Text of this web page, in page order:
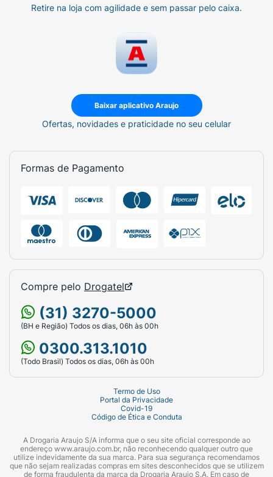
Retire na loja com agilidade e sem passar pelo caixa.
Baixar aplicativo Araujo
Ofertas, novidades e praticidade no seu celular
Formas de Pagamento
Compre pelo Drogatel
(31) 3270-5000
(BH e Região) Todos os dias, 06h às 00h
0300.313.1010
(Todo Brasil) Todos os dias, 06h às 00h
Termo de Uso
Portal da Privacidade
Covid-19
Código de Ética e Conduta
A Drogaria Araujo S/A informa que o seu site oficial corresponde ao
endereço www.araujo.com.br, não reconhecendo qualquer outro que
utilize indevidamente da sua marca. Para sua segurança recomendamos
que não sejam realizadas compras em sites desconhecidos que se utilizem
de forma fraudulenta da marca da Drogaria Araujo S.A. Em caso de